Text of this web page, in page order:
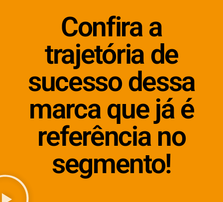
Confira a
trajetória de
sucesso dessa
marca que já é
referência no
segmento!